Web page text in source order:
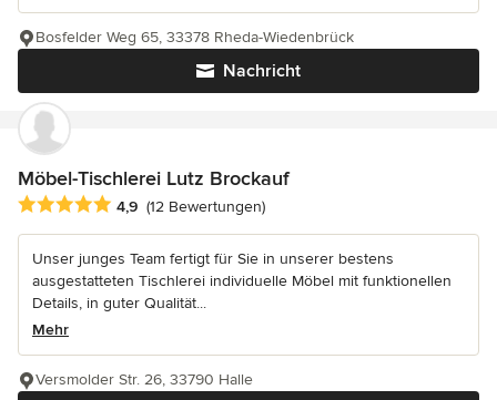
Nachricht
Bosfelder Weg 65, 33378 Rheda-Wiedenbrück
Möbel-Tischlerei Lutz Brockauf
Durchschnittliche Bewertung: 4.9 von 5 Sternen
4,9 (12 Bewertungen)
Unser junges Team fertigt für Sie in unserer bestens
ausgestatteten Tischlerei individuelle Möbel mit funktionellen
Details, in guter Qualität...
Mehr
Versmolder Str. 26, 33790 Halle